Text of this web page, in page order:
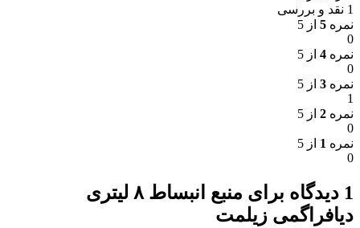
1 نقد و بررسی
نمره 5 از 5
0
نمره 4 از 5
0
نمره 3 از 5
1
نمره 2 از 5
0
نمره 1 از 5
0
1 دیدگاه برای
منبع انبساط ۸ لیتری
دیافراگمی زیلمت